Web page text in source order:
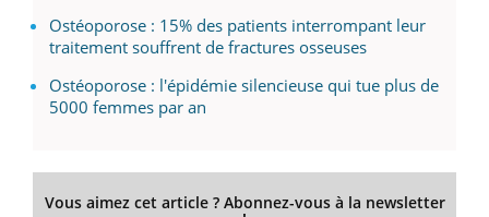
Ostéoporose : 15% des patients interrompant leur
traitement souffrent de fractures osseuses
Ostéoporose : l'épidémie silencieuse qui tue plus de
5000 femmes par an
Vous aimez cet article ? Abonnez-vous à la newsletter